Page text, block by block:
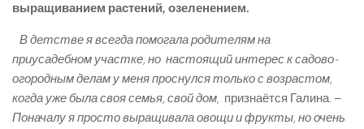
выращиванием растений, озеленением.
В детстве я всегда помогала родителям на
приусадебном участке, но настоящий интерес к садово­
огородным делам у меня проснулся только с возрастом,
когда уже была своя семья, свой дом, ­ признаётся Галина. –
Поначалу я просто выращивала овощи и фрукты, но очень